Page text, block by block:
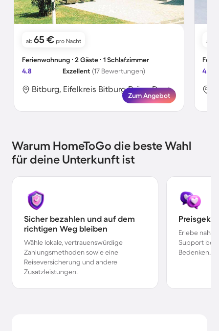
ab 65 € pro Nacht
Ferienwohnung ∙ 2 Gäste ∙ 1 Schlafzimmer
4.8
Exzellent (17 Bewertungen)
Bitburg, Eifelkreis Bitburg-Prüm, Deutschland
Zum Angebot
ab
4.0
Warum HomeToGo die beste Wahl
für deine Unterkunft ist
Sicher bezahlen und auf dem
richtigen Weg bleiben
Wähle lokale, vertrauenswürdige
Zahlungsmethoden sowie eine
Reiseversicherung und andere
Zusatzleistungen.
Erlebe
Support bei
Bedenken.